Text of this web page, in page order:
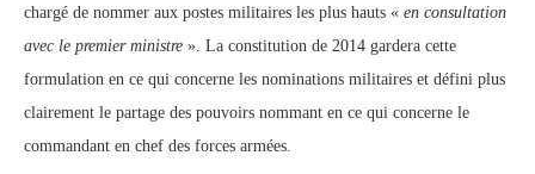
chargé de nommer aux postes militaires les plus hauts « en consultation
avec le premier ministre ». La constitution de 2014 gardera cette
formulation en ce qui concerne les nominations militaires et défini plus
clairement le partage des pouvoirs nommant en ce qui concerne le
commandant en chef des forces armées.